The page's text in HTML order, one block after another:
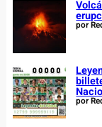
por
por